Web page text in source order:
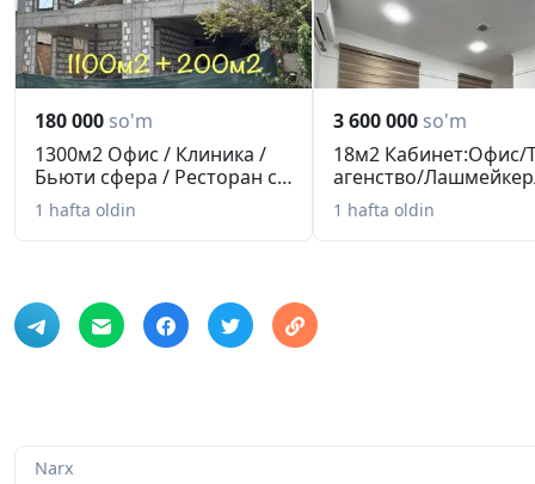
180 000 so'm
1300м2 Офис / Клиника /
Бьюти сфера / Ресторан с
т...
1 hafta oldin
3 600 000 so'm
18м2 Кабинет:Офис/
агенство/
Психолог
1 hafta oldin
Narx